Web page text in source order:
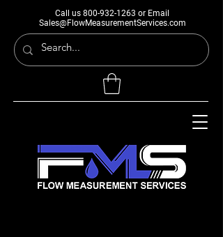
Call us 800-932-1263 or Email
Sales@FlowMeasurementServices.com